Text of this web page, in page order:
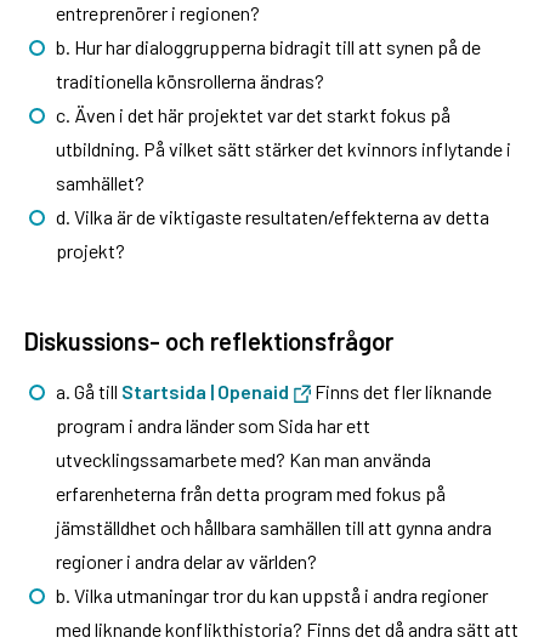
entreprenörer i regionen?
b. Hur har dialoggrupperna bidragit till att synen på de
traditionella könsrollerna ändras?
c. Även i det här projektet var det starkt fokus på
utbildning. På vilket sätt stärker det kvinnors inflytande i
samhället?
d. Vilka är de viktigaste resultaten/effekterna av detta
projekt?
Diskussions- och reflektionsfrågor
a. Gå till Startsida | Openaid
Finns det fler liknande
program i andra länder som Sida har ett
utvecklingssamarbete med? Kan man använda
erfarenheterna från detta program med fokus på
jämställdhet och hållbara samhällen till att gynna andra
regioner i andra delar av världen?
b. Vilka utmaningar tror du kan uppstå i andra regioner
med liknande konflikthistoria? Finns det då andra sätt att